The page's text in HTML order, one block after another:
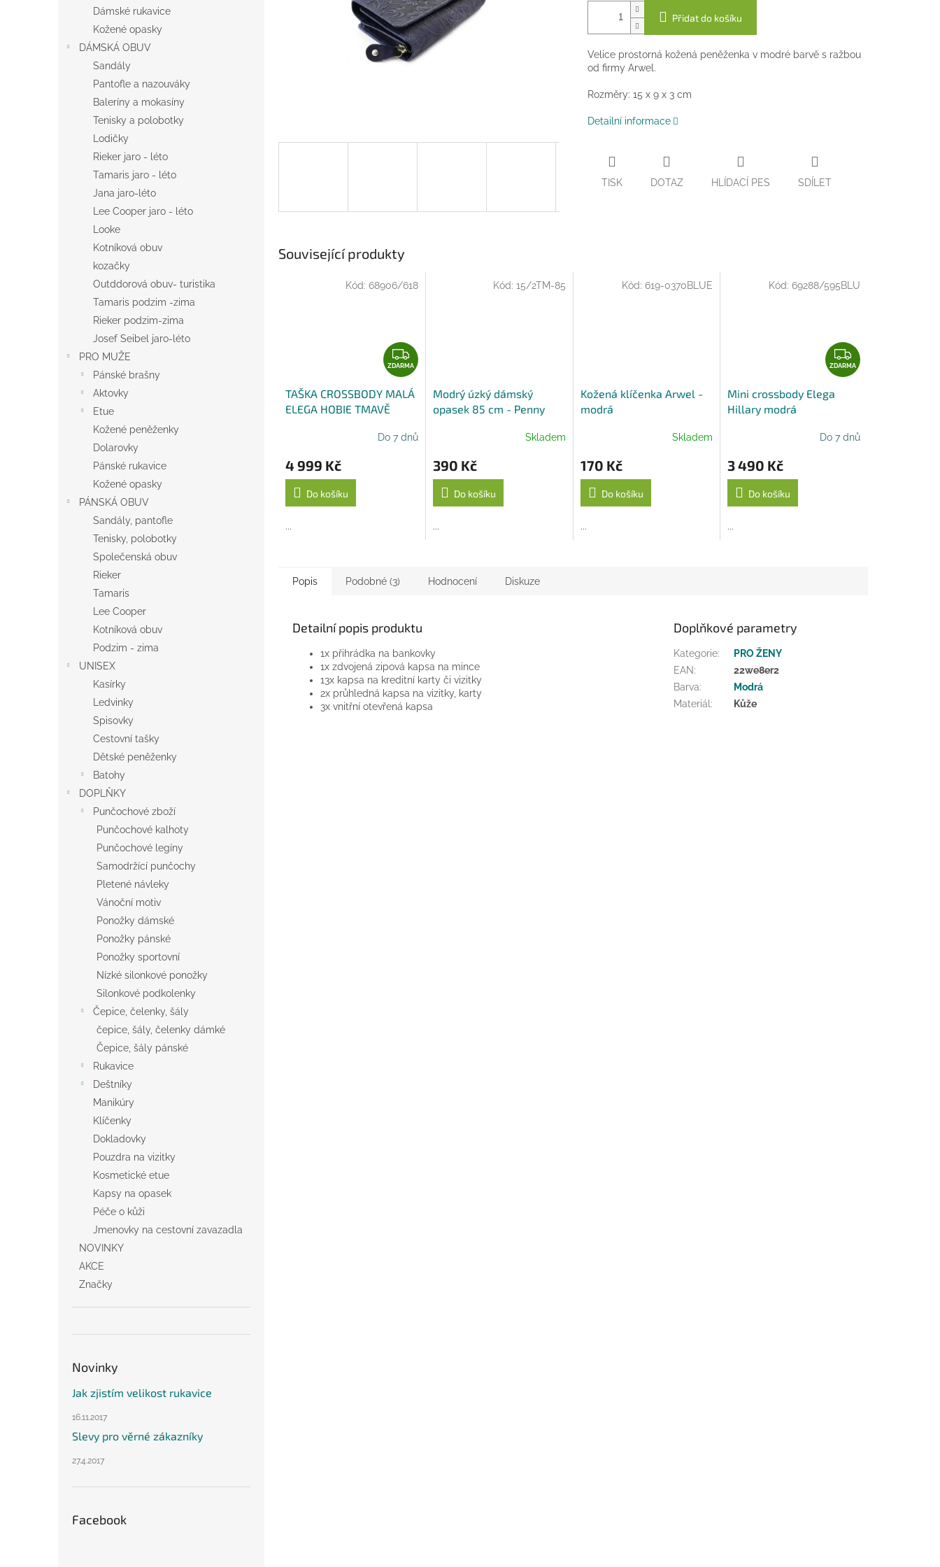
Dámské rukavice
Kožené opasky
DÁMSKÁ OBUV
Sandály
Pantofle a nazouváky
Baleríny a mokasíny
Tenisky a polobotky
Lodičky
Rieker jaro - léto
Tamaris jaro - léto
Jana jaro-léto
Lee Cooper jaro - léto
Looke
Kotníková obuv
kozačky
Outddorová obuv- turistika
Tamaris podzim -zima
Rieker podzim-zima
Josef Seibel jaro-léto
PRO MUŽE
Pánské brašny
Aktovky
Etue
Kožené peněženky
Dolarovky
Pánské rukavice
Kožené opasky
PÁNSKÁ OBUV
Sandály, pantofle
Tenisky, polobotky
Společenská obuv
Rieker
Tamaris
Lee Cooper
Kotníková obuv
Podzim - zima
UNISEX
Kasírky
Ledvinky
Spisovky
Cestovní tašky
Dětské peněženky
Batohy
DOPLŇKY
Punčochové zboží
Punčochové kalhoty
Punčochové legíny
Samodržící punčochy
Pletené návleky
Vánoční motiv
Ponožky dámské
Ponožky pánské
Ponožky sportovní
Nízké silonkové ponožky
Silonkové podkolenky
Čepice, čelenky, šály
čepice, šály, čelenky dámké
Čepice, šály pánské
Rukavice
Deštníky
Manikúry
Klíčenky
Dokladovky
Pouzdra na vizitky
Kosmetické etue
Kapsy na opasek
Péče o kůži
Jmenovky na cestovní zavazadla
NOVINKY
AKCE
Značky
Novinky
Jak zjistím velikost rukavice
16.11.2017
Slevy pro věrné zákazníky
27.4.2017
Facebook
Přidat do košíku
Velice prostorná kožená peněženka v modré barvě s ražbou
od firmy Arwel.
Rozměry: 15 x 9 x 3 cm
Detailní informace
TISK DOTAZ HLÍDACÍ PES SDÍLET
Související produkty
Z
D
A
R
A
ZDARMA
TAŠKA CROSSBODY MALÁ
ELEGA HOBIE TMAVĚ
Do 7 dnů
4 999 Kč
Do košíku
...
Kód: 68906/618
Modrý úzký dámský
opasek 85 cm - Penny
Skladem
390 Kč
Do košíku
...
Kód: 15/2TM-85
Kožená klíčenka Arwel -
modrá
Skladem
170 Kč
Do košíku
...
Kód:619-0370BLUE
Z
D
A
ZDARMA
Mini crossbody Elega
Hillary modrá
Do 7 dnů
3 490 Kč
Do košíku
...
Kód: 69288/595BLU
Popis Podobné (3) Hodnocení Diskuze
Detailní popis produktu
1x přihrádka na bankovky
1x zdvojená zipová kapsa na mince
13x kapsa na kreditní karty či vizitky
2x průhledná kapsa na vizitky, karty
3x vnitřní otevřená kapsa
Doplňkové parametry
Kategorie:
PRO ŽENY
EAN:
22we8er2
Barva:
Modrá
Materiál : Kůže